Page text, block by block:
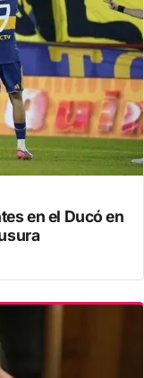
en el Ducó en